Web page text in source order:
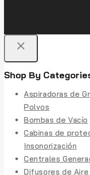
Shop By
Aspiradoras de
Polvos
Bombas de Vacío
Cabinas de
Insonorización
Centrales
Difusores de